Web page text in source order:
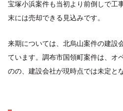
宝塚小浜案件も当初より前倒しで工
末には売却できる見込みです。
来期については、北烏山案件の建設
ています。調布市国領町案件は、オ
のの、建設会社が現時点では未定と